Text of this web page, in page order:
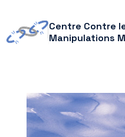
Centre Contre
Manipulations